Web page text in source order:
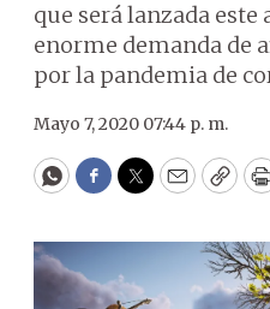
que será lanzada este
enorme demanda de
por la pandemia de
Mayo 7, 2020 07:44 p. m.
WhatsApp
Facebook
Twitter
Email